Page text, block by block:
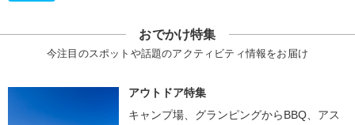
おでかけ特集
今注目のスポットや話題のアクティビティ情報をお届け
アウトドア特集
キャンプ場、グランピングからBBQ、アス